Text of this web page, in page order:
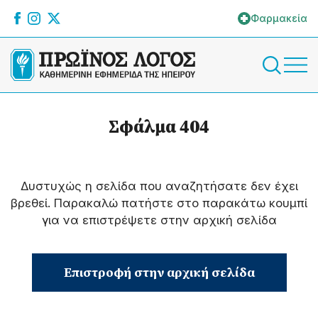
Φαρμακεία
Σφάλμα 404
Δυστυχώς η σελίδα που αναζητήσατε δεν έχει
βρεθεί. Παρακαλώ πατήστε στο παρακάτω κουμπί
για να επιστρέψετε στην αρχική σελίδα
Επιστροφή στην αρχική σελίδα